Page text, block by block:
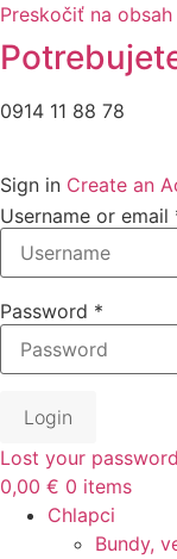
Preskočiť na obsah
0914 11 88 78
Sign in Create an
Username or email
Password *
Login
Lost your
0,00 € 0 items
Chlapci
Bundy,